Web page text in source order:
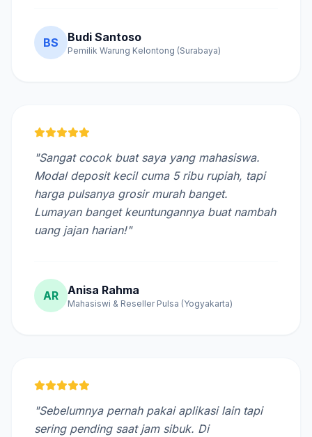
BS Budi Santoso
Pemilik Warung Kelontong (Surabaya)
"Sangat cocok buat saya yang mahasiswa.
Modal deposit kecil cuma 5 ribu rupiah, tapi
harga pulsanya grosir murah banget.
Lumayan banget keuntungannya buat nambah
uang jajan harian!"
AR Anisa Rahma
Mahasiswi & Reseller Pulsa (Yogyakarta)
"Sebelumnya pernah pakai aplikasi lain tapi
sering pending saat jam sibuk. Di